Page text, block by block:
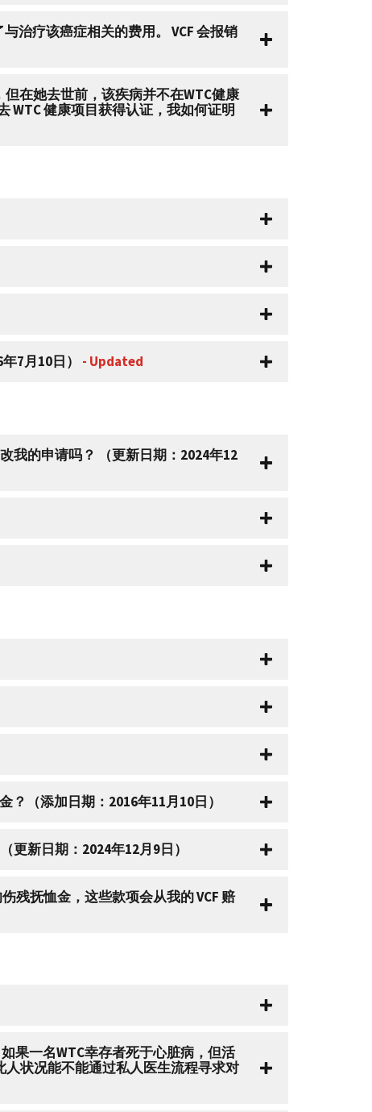
治疗该癌症相关的费用。 VCF 会报销
在她去世前，该疾病并不在WTC健康
WTC 健康项目获得认证，我如何证明
7月10日） - Updated
我的申请吗？ （更新日期：2024年12
（添加日期：2016年11月10日）
新日期：2024年12月9日）
果一名WTC幸存者死于心脏病，但活
状况能不能通过私人医生流程寻求对